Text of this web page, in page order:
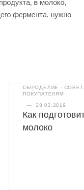
в молоко,
фермента, нужно
СЫРОДЕЛИЕ -
ПОКУПАТЕЛЯМ
— 28.03.2019
Как
молоко